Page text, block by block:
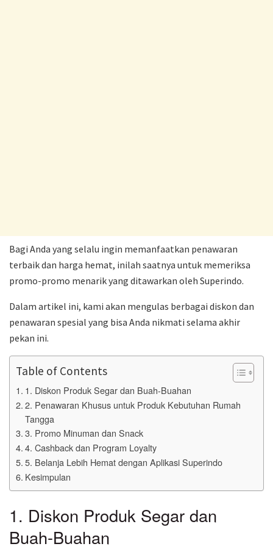
Bagi Anda yang selalu ingin memanfaatkan penawaran
terbaik dan harga hemat, inilah saatnya untuk memeriksa
promo-promo menarik yang ditawarkan oleh Superindo.
Dalam artikel ini, kami akan mengulas berbagai diskon dan
penawaran spesial yang bisa Anda nikmati selama akhir
pekan ini.
Table of Contents
1. Diskon Produk Segar dan Buah-Buahan
2. Penawaran Khusus untuk Produk Kebutuhan Rumah
Tangga
3. Promo Minuman dan Snack
4. Cashback dan Program Loyalty
5. Belanja Lebih Hemat dengan Aplikasi Superindo
Kesimpulan
1. Diskon Produk Segar dan
Buah-Buahan